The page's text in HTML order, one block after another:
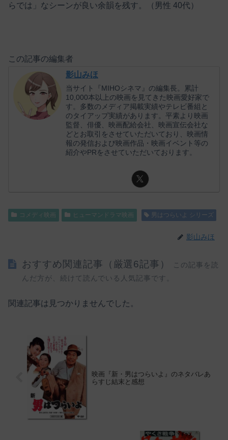
らでは」なシーンが良い余韻を残す。（男性 40代）
この記事の編集者
影山みほ
当サイト『MIHOシネマ』の編集長。累計
10,000本以上の映画を見てきた映画愛好家で
す。多数のメディア掲載実績やテレビ番組と
のタイアップ実績があります。平素より映画
監督、俳優、映画配給会社、映画宣伝会社な
どとお取引をさせていただいており、映画情
報の発信および映画作品・映画イベント等の
紹介やPRをさせていただいております。
コメディ映画 ヒューマンドラマ映画 男はつらいよ シリーズ
影山みほ
おすすめ関連記事（厳選6記事）
この記事を読
んだ方が、続けて読んでいる人気記事です。
関連記事は見つかりませんでした。
映画『新・男はつらいよ』のネタバレあ
らすじ結末と感想